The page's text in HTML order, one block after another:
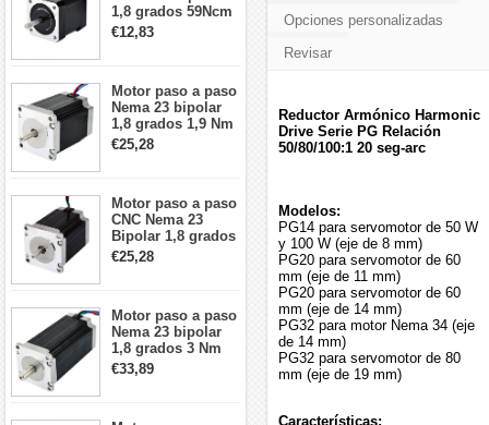
1,8 grados 59Ncm
2A 42x48mm 4
cables compatible
€12,83
Motor paso a paso
Nema 23 bipolar
1,8 grados 1,9 Nm
2,8 A 3,2 V
57x57x76mm 4
€25,28
Motor paso a paso
CNC Nema 23
Bipolar 1,8 grados
1,9 Nm 3A 3,36 V
57x57x76mm 4
€25,28
Motor paso a paso
Nema 23 bipolar
1,8 grados 3 Nm
4,2A 57x57x114mm
motor paso a paso
€33,89
Opciones personalizadas
Revisar
Reductor Armónico Harmonic
Drive Serie PG Relación
50/80/100:1 20 seg-arc
Modelos:
PG14 para servomotor de 50 W
y 100 W (eje de 8 mm)
PG20 para servomotor de 60
mm (eje de 11 mm)
PG20 para servomotor de 60
mm (eje de 14 mm)
PG32 para motor Nema 34 (eje
de 14 mm)
PG32 para servomotor de 80
mm (eje de 19 mm)
Características: